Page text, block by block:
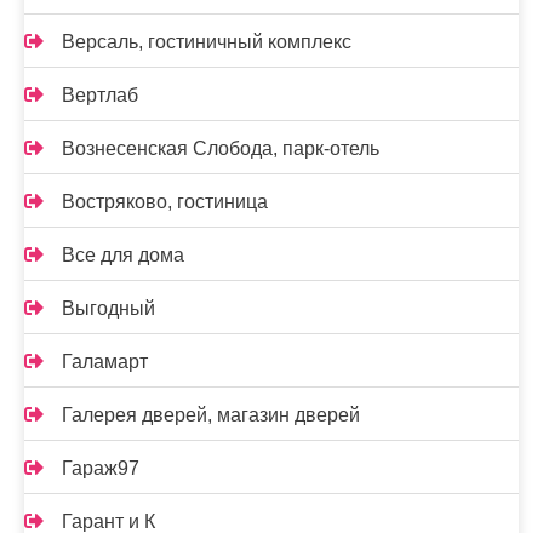
Версаль, гостиничный комплекс
Вертлаб
Вознесенская Слобода, парк-отель
Востряково, гостиница
Все для дома
Выгодный
Галамарт
Галерея дверей, магазин дверей
Гараж97
Гарант и К